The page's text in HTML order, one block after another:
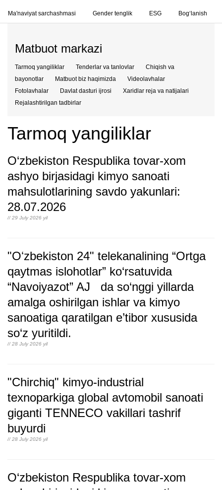
Ma'naviyat sarchashmasi Gender tenglik ESG Bog‘lanish
Matbuot markazi
Tarmoq yangiliklar Tenderlar va tanlovlar
Chiqish va
bayonotlar
Matbuot biz haqimizda
Videolavhalar
Fotolavhalar
Davlat dasturi ijrosi
Xaridlar reja va natijalari
Rejalashtirilgan tadbirlar
Tarmoq yangiliklar
O‘zbekiston Respublika tovar-xom
ashyo birjasidagi kimyo sanoati
mahsulotlarining savdo yakunlari:
28.07.2026
// 29 July 2026 yil
"Oʻzbekiston 24" telekanalining “Ortga
qaytmas islohotlar” ko‘rsatuvida
“Navoiyazot” AJ da so‘nggi yillarda
amalga oshirilgan ishlar va kimyo
sanoatiga qaratilgan e’tibor xususida
so‘z yuritildi.
// 28 July 2026 yil
"Chirchiq" kimyo-industrial
texnoparkiga global avtomobil sanoati
giganti TENNECO vakillari tashrif
buyurdi
// 28 July 2026 yil
O‘zbekiston Respublika tovar-xom